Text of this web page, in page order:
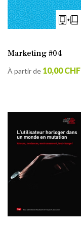
Marketing #04
À partir de 10,00 CHF